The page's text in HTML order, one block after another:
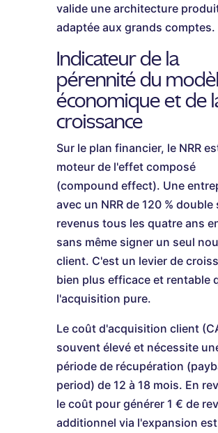
valide une architecture
adaptée aux grands comptes.
Indicateur de la
pérennité du
économique et de
croissance
Sur le plan financier, le NRR
moteur de l'effet composé
(compound effect). Une
avec un NRR de 120 % double
revenus tous les quatre ans
sans même signer un seul
client. C'est un levier de
bien plus efficace et rentable
l'acquisition pure.
Le coût d'acquisition client
souvent élevé et nécessite
période de récupération
period) de 12 à 18 mois. En
le coût pour générer 1 € de
additionnel via l'expansion est